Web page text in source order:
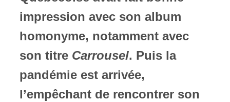
impression avec son album
homonyme, notamment avec
son titre Carrousel. Puis la
pandémie est arrivée,
l’empêchant de rencontrer son